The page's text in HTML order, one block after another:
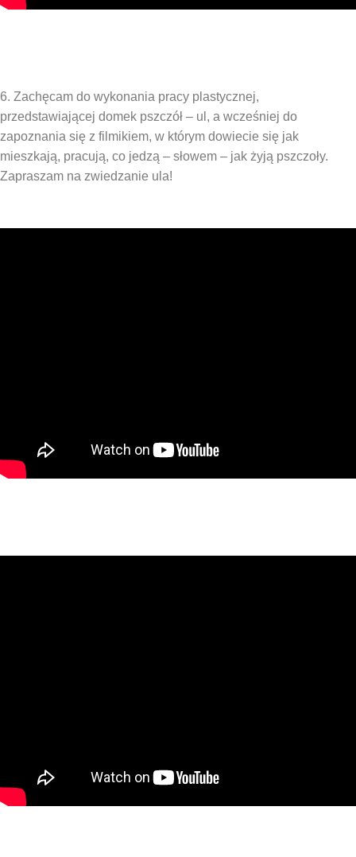
6. Zachęcam do wykonania pracy plastycznej,
przedstawiającej domek pszczół – ul, a wcześniej do
zapoznania się z filmikiem, w którym dowiecie się jak
mieszkają, pracują, co jedzą – słowem – jak żyją pszczoły.
Zapraszam na zwiedzanie ula!